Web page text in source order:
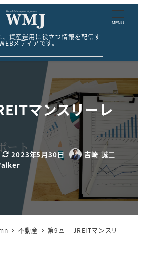
資産運用に役立つ情報を配信す
メディアです。
MENU
マンスリーレ
更新日2023年5月30日 著
者
吉崎 誠二
不動産
第9回 JREITマンスリ